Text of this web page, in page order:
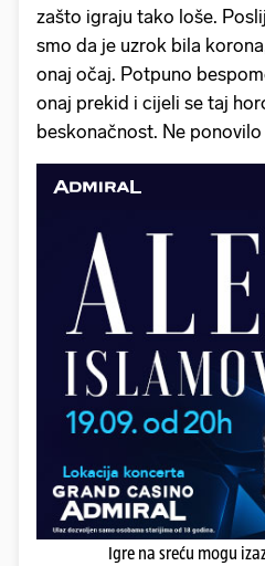
zašto igraju tako loše.
smo da je uzrok bila
onaj očaj. Potpuno
onaj prekid i cijeli se taj
beskonačnost. Ne ponovilo
Igre na sreću mogu